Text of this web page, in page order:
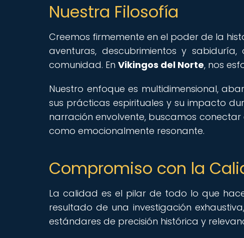
Nuestra Filosofía
Creemos firmemente en el poder de la
aventuras, descubrimientos y
comunidad. En Vikingos del Norte, nos
Nuestro enfoque es multidimensional,
sus prácticas espirituales y su impacto
narración envolvente, buscamos
como emocionalmente resonante.
Compromiso con la
La calidad es el pilar de todo lo que
resultado de una investigación
estándares de precisión histórica y